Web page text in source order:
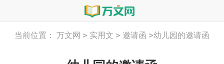
当前位置： 万文网 > 实用文 > 邀请函 >幼儿园的邀请函